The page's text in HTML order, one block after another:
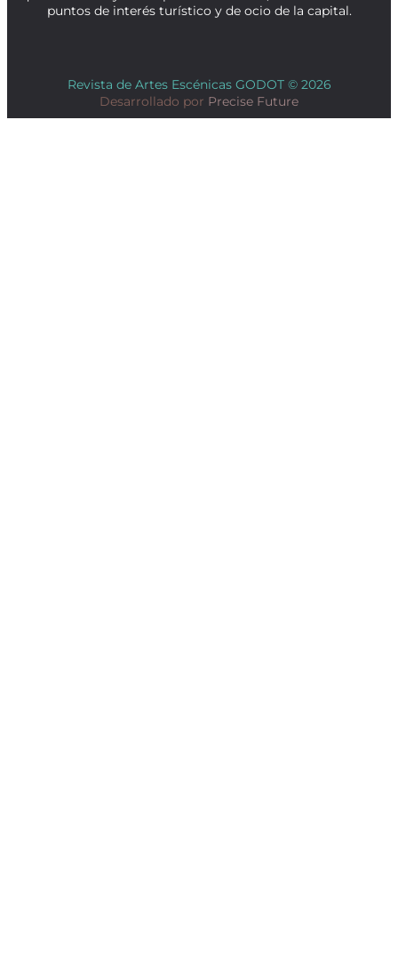
puntos de interés turístico y de ocio de la capital.
Revista de Artes Escénicas GODOT © 2026
Desarrollado por Precise Future